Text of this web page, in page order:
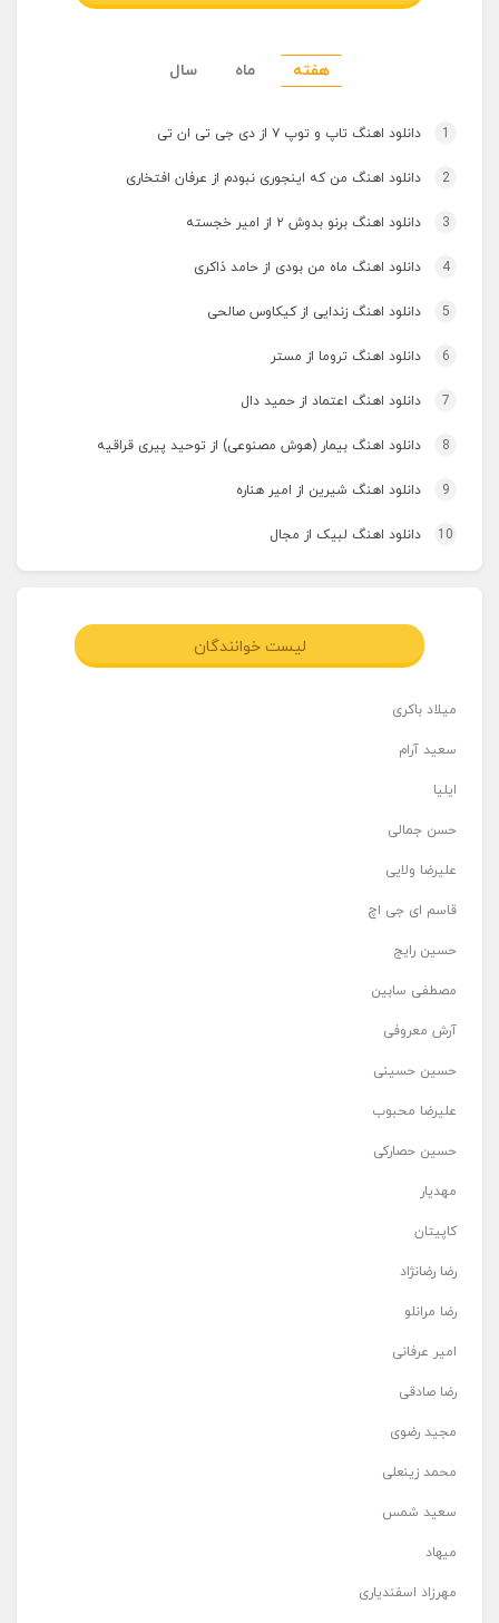
هفته ماه سال
1 دانلود اهنگ تاپ و توپ ۷ از دی جی تی ان تی
2 دانلود اهنگ من که اینجوری نبودم از عرفان افتخاری
3 دانلود اهنگ برنو بدوش ۲ از امیر خجسته
4 دانلود اهنگ ماه من بودی از حامد ذاکری
5 دانلود اهنگ زندایی از کیکاوس صالحی
6 دانلود اهنگ تروما از مستر
7 دانلود اهنگ اعتماد از حمید دال
8 دانلود اهنگ بیمار (هوش مصنوعی) از توحید پیری قراقیه
9 دانلود اهنگ شیرین از امیر هناره
10 دانلود اهنگ لبیک از مجال
لیست خوانندگان
میلاد باکری
سعید آرام
ایلیا
حسن جمالی
علیرضا ولایی
قاسم ای جی اچ
حسین رایج
مصطفی سابین
آرش معروفی
حسین حسینی
علیرضا محبوب
حسین حصارکی
مهدیار
کاپیتان
رضا رضانژاد
رضا مرانلو
امیر عرفانی
رضا صادقی
مجید رضوی
محمد زینعلی
سعید شمس
میهاد
مهرزاد اسفندیاری